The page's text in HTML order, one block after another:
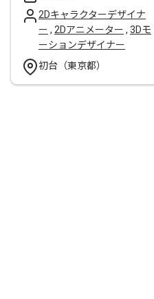
2Dキャラクターデザイナ
ー , 2Dアニメーター , 3Dモ
ーションデザイナー
初台（東京都）